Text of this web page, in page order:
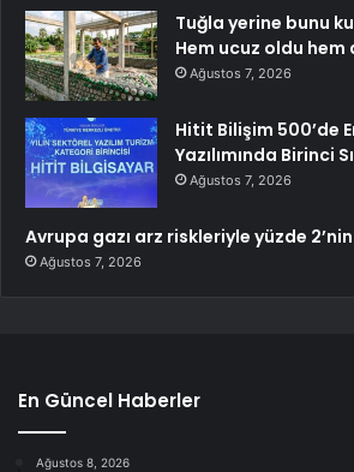
Tuğla yerine bunu
Hem ucuz oldu hem
Ağustos 7, 2026
Hitit Bilişim 500’de
Yazılımında Birinci
Ağustos 7, 2026
Avrupa gazı arz riskleriyle yüzde
Ağustos 7, 2026
En Güncel Haberler
Ağustos 8, 2026